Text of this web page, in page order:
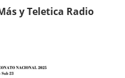
y Teletica Radio